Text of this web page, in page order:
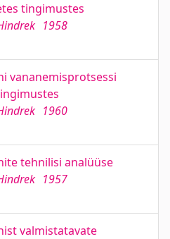
tingimustes
1958
vananemisprotsessi
1960
tehnilisi analüüse
1957
valmistatavate